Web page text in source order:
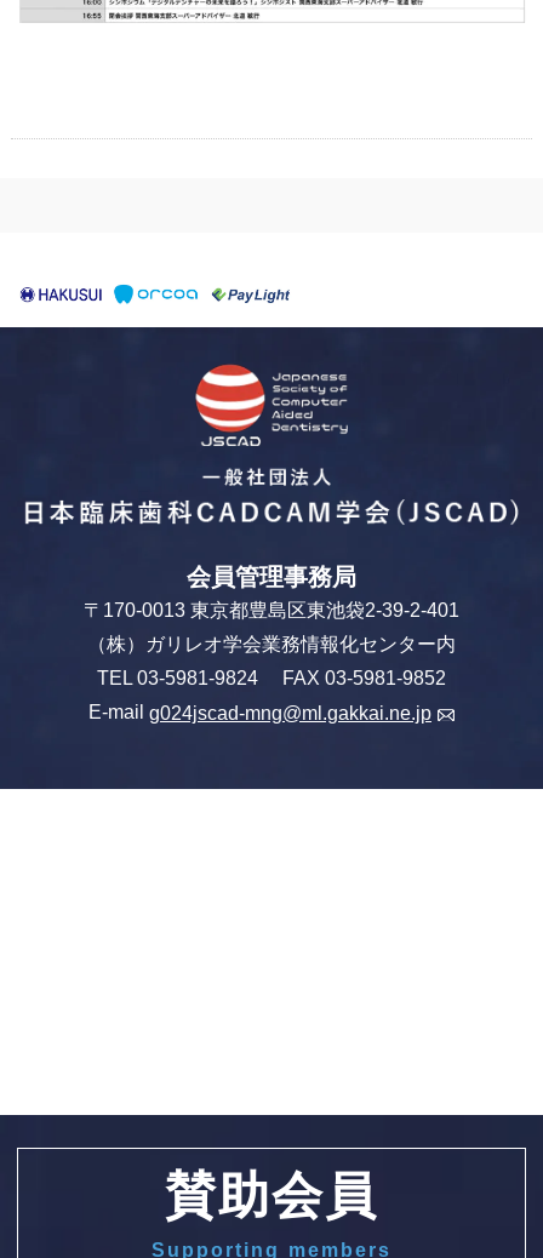
会員管理事務局
〒170-0013 東京都豊島区東池袋2-39-2-401
（株）ガリレオ学会業務情報化センター内
TEL 03-5981-9824 FAX 03-5981-9852
E-mail g024jscad-mng@ml.gakkai.ne.jp
賛助会員
Supporting members